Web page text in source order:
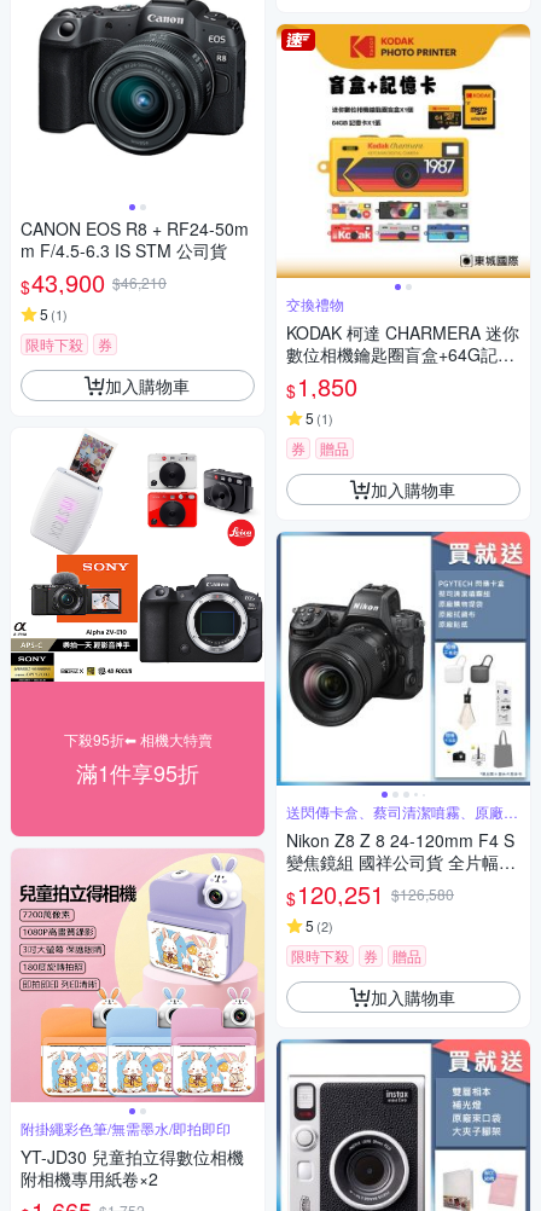
CANON EOS R8 + RF24-50m
m F/4.5-6.3 IS STM 公司貨
$43,900 $46,210
5 (1)
限時下殺 券
加入購物車
下殺95折⬅︎ 相機大特賣
滿1件享95折
附掛繩彩色筆/無需墨水/即拍即印
YT-JD30 兒童拍立得數位相機
附相機專用紙卷×2
交換禮物
KODAK 柯達 CHARMERA 迷你
數位相機鑰匙圈盲盒+64G記憶
卡組
$1,850
5 (1)
券 贈品
加入購物車
送閃傳卡盒、蔡司清潔噴霧、原廠提
袋等好禮
Nikon Z8 Z 8 24-120mm F4 S
變焦鏡組 國祥公司貨 全片幅無
反光鏡相機
$120,251 $126,580
5 (2)
限時下殺 券 贈品
加入購物車